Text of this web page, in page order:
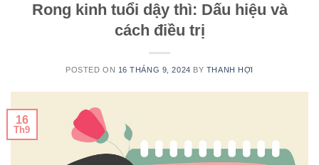
Rong kinh tuổi dậy thì: Dấu hiệu và
cách điều trị
POSTED ON 16 THÁNG 9, 2024 BY THANH HỢI
16
Th9